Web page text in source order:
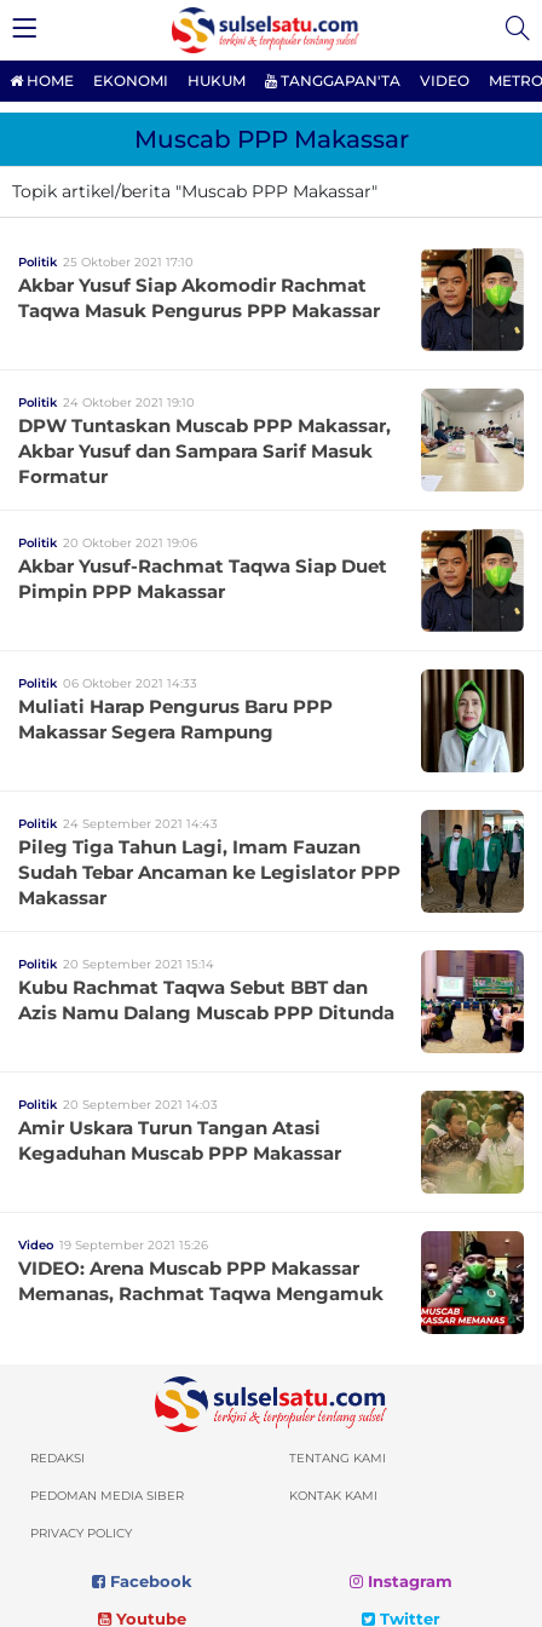
HOME EKONOMI HUKUM TANGGAPAN'TA VIDEO
Muscab PPP Makassar
Topik artikel/berita "Muscab PPP Makassar"
Politik 25 Oktober 2021 17:10
Akbar Yusuf Siap Akomodir Rachmat
Taqwa Masuk Pengurus PPP Makassar
Politik 24 Oktober 2021 19:10
DPW Tuntaskan Muscab PPP Makassar,
Akbar Yusuf dan Sampara Sarif Masuk
Formatur
Politik 20 Oktober 2021 19:06
Akbar Yusuf-Rachmat Taqwa Siap Duet
Pimpin PPP Makassar
Politik 06 Oktober 2021 14:33
Muliati Harap Pengurus Baru PPP
Makassar Segera Rampung
Politik 24 September 2021 14:43
Pileg Tiga Tahun Lagi, Imam Fauzan
Sudah Tebar Ancaman ke Legislator PPP
Makassar
Politik 20 September 2021 15:14
Kubu Rachmat Taqwa Sebut BBT dan
Azis Namu Dalang Muscab PPP Ditunda
Politik 20 September 2021 14:03
Amir Uskara Turun Tangan Atasi
Kegaduhan Muscab PPP Makassar
Video 19 September 2021 15:26
VIDEO: Arena Muscab PPP Makassar
Memanas, Rachmat Taqwa Mengamuk
REDAKSI TENTANG KAMI
PEDOMAN MEDIA SIBER KONTAK KAMI
PRIVACY POLICY
Facebook
Instagram
Youtube
Twitter